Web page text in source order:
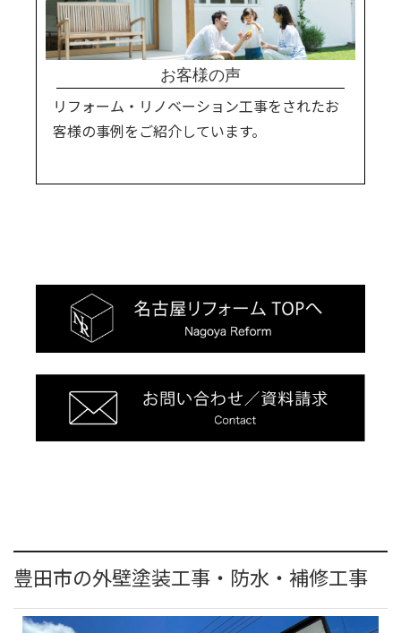
お客様の声
リフォーム・リノベーション工事をされたお
客様の事例をご紹介しています。
豊田市の外壁塗装工事・防水・補修工事